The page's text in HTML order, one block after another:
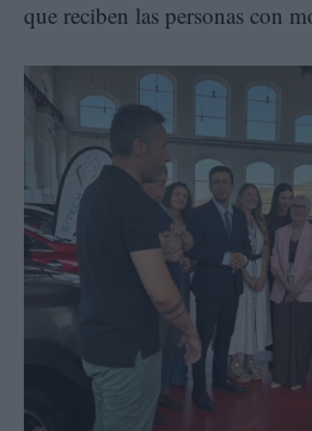
que reciben las personas con